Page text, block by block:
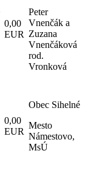
0,00
EUR
Peter
Vnenčák a
Zuzana
Vnenčáková
rod.
Vronková
0,00
EUR
Obec Sihelné
Mesto
Námestovo,
MsÚ